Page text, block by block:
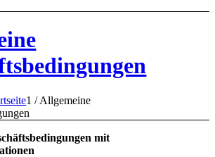
1 / Allgemeine
mit